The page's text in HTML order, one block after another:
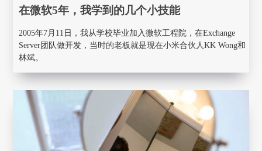
在微软5年，我学到的几个小技能
2005年7月11日，我从学校毕业加入微软工程院，在Exchange
Server团队做开发，当时的老板就是现在小米合伙人KK Wong和
林斌。